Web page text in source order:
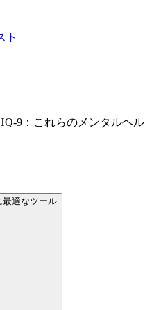
ト
9：これらのメンタルヘ
最適なツール